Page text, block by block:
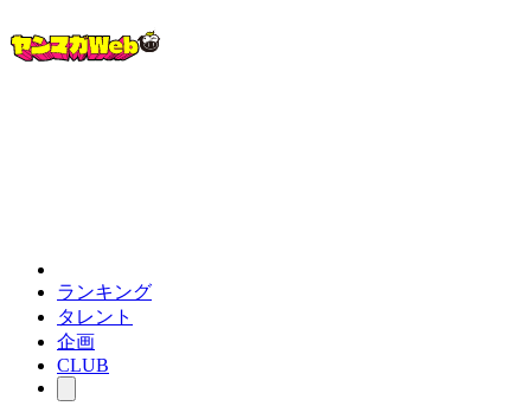
ランキング
タレント
企画
CLUB